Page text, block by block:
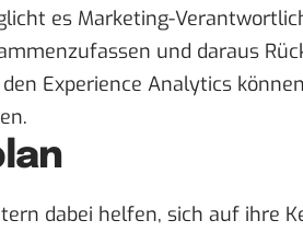
es Marketing-
und daraus
Experience Analytics
dabei helfen, sich auf ihre